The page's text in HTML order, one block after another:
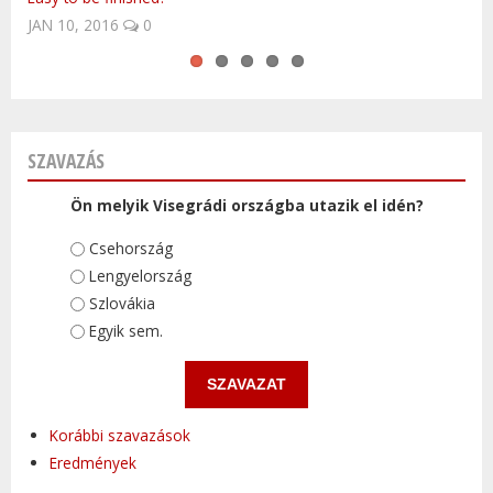
DEC 24, 2024
0
SZAVAZÁS
Ön melyik Visegrádi országba utazik el idén?
Választások
Csehország
Lengyelország
Szlovákia
Egyik sem.
Korábbi szavazások
Eredmények